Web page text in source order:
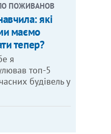
ПОЖИВАНОВ
які
маємо
тепер?
я
топ-5
будівель у